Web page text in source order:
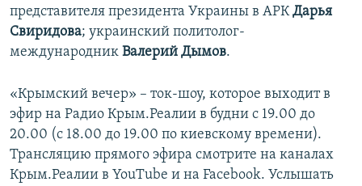
представителя президента Украины в АРКДарья
Свиридова; украинский политолог-
международник Валерий Дымов.
«Крымский вечер» – ток-шоу, которое выходит в
эфир на Радио Крым.Реалии в будни с 19.00 до
20.00 (с 18.00 до 19.00 по киевскому времени).
Трансляцию прямого эфира смотрите на каналах
Крым.Реалии в YouTube и на Facebook. Услышать